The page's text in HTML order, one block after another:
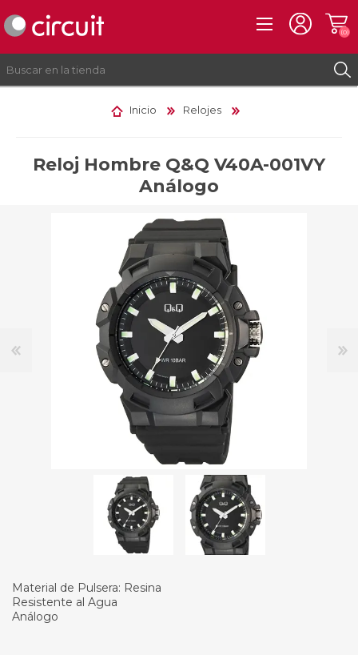
INICIAR SESIÓN
(0)
Inicio Relojes
Reloj Hombre Q&Q V40A-001VY
Análogo
Material de Pulsera: Resina
Resistente al Agua
Análogo